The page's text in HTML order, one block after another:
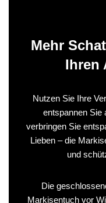
Mehr
Ihren
Nutzen Sie Ihre
entspannen Sie
verbringen Sie
Lieben – die
und
Die
Markisentuch vor